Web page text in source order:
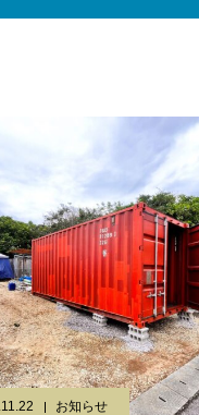
お知らせ